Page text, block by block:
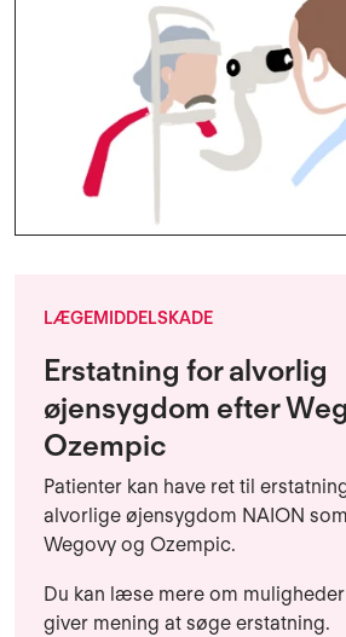
LÆGEMIDDELSKADE
Erstatning for alvorlig
øjensygdom efter
Ozempic
Patienter kan have ret til
alvorlige øjensygdom NAION
Wegovy og Ozempic.
Du kan læse mere om
giver mening at søge erstatning.